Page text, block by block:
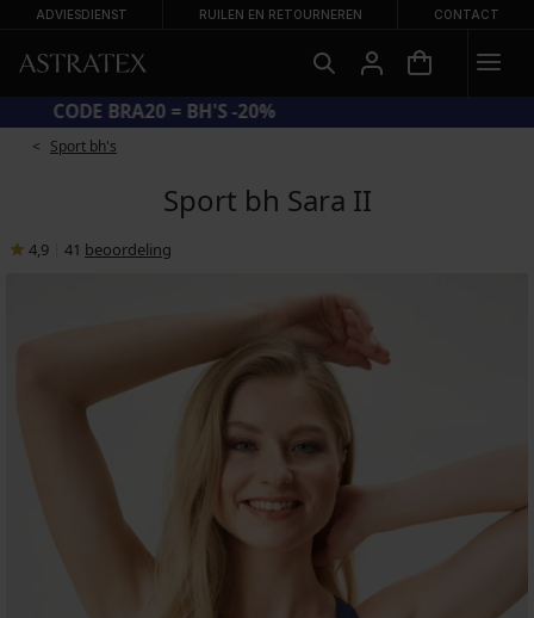
ADVIESDIENST RUILEN EN RETOURNEREN CONTACT
CODE BRA20 = BH'S -20%
Sport bh's
Sport bh Sara II
4,9 41 beoordeling